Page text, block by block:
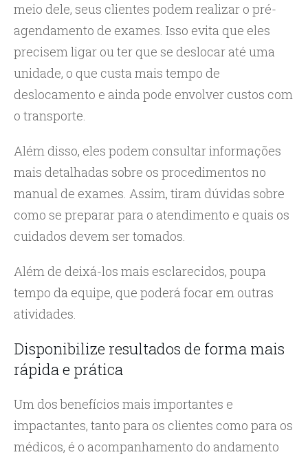
meio dele, seus clientes podem realizar o pré-
agendamento de exames. Isso evita que eles
precisem ligar ou ter que se deslocar até uma
unidade, o que custa mais tempo de
deslocamento e ainda pode envolver custos com
o transporte.
Além disso, eles podem consultar informações
mais detalhadas sobre os procedimentos no
manual de exames. Assim, tiram dúvidas sobre
como se preparar para o atendimento e quais os
cuidados devem ser tomados.
Além de deixá-los mais esclarecidos, poupa
tempo da equipe, que poderá focar em outras
atividades.
Disponibilize resultados de forma mais
rápida e prática
Um dos benefícios mais importantes e
impactantes, tanto para os clientes como para os
médicos, é o acompanhamento do andamento